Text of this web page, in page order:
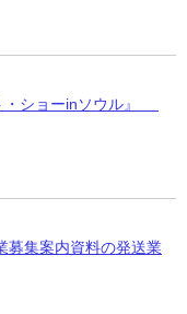
・ショーinソウル』
募集案内資料の発送業